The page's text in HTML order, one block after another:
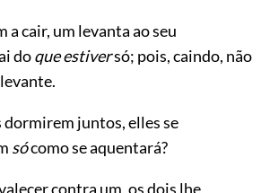
a cair, um levanta ao seu
doque estiversó; pois, caindo, não
dormirem juntos, elles se
sócomo se aquentará?
contra um, os dois lhe